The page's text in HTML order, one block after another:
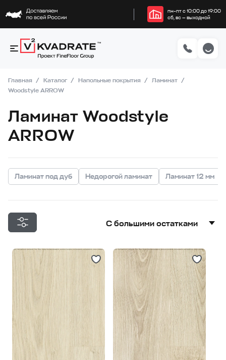
пн–пт с 10:00 до 19:00
сб, вс — выходной
Главная Каталог Напольные покрытия
Ламинат
Woodstyle ARROW
Ламинат Woodstyle
ARROW
Ламинат под дуб Недорогой ламинат Ламинат 12 мм
С большими остатками
Дешевле
Дороже